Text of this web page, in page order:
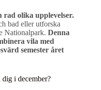
rad olika upplevelser.
bad eller utforska
Nationalpark. Denna
vila med
semester året
i december?